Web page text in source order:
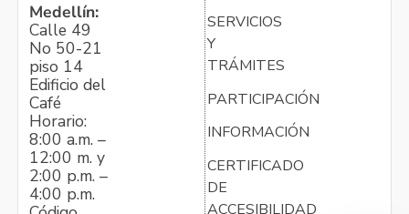
Medellín:
Calle 49
No 50-21
piso 14
Edificio del
Café
Horario:
8:00 a.m. –
12:00 m. y
2:00 p.m. –
4:00 p.m.
SERVICIOS
Y
TRÁMITES
PARTICIPACIÓN
INFORMACIÓN
CERTIFICADO
DE
ACCESIBILIDAD